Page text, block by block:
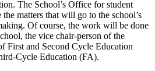
The School’s Office for student
matters that will go to the school’s
Of course, the work will be done
the vice chair-person of the
First and Second Cycle Education
Cycle Education (FA).